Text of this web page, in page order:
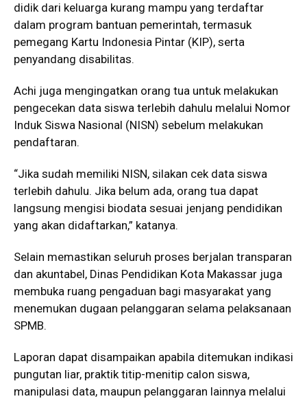
didik dari keluarga kurang mampu yang terdaftar
dalam program bantuan pemerintah, termasuk
pemegang Kartu Indonesia Pintar (KIP), serta
penyandang disabilitas.
Achi juga mengingatkan orang tua untuk melakukan
pengecekan data siswa terlebih dahulu melalui Nomor
Induk Siswa Nasional (NISN) sebelum melakukan
pendaftaran.
“Jika sudah memiliki NISN, silakan cek data siswa
terlebih dahulu. Jika belum ada, orang tua dapat
langsung mengisi biodata sesuai jenjang pendidikan
yang akan didaftarkan,” katanya.
Selain memastikan seluruh proses berjalan transparan
dan akuntabel, Dinas Pendidikan Kota Makassar juga
membuka ruang pengaduan bagi masyarakat yang
menemukan dugaan pelanggaran selama pelaksanaan
SPMB.
Laporan dapat disampaikan apabila ditemukan indikasi
pungutan liar, praktik titip-menitip calon siswa,
manipulasi data, maupun pelanggaran lainnya melalui